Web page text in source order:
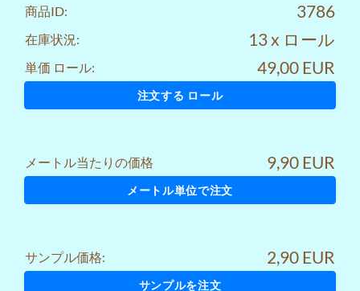
商品ID: 3786
在庫状況: 13 x ロール
単価 ロール: 49,00 EUR
注文する ロール
メートル当たりの価格 9,90 EUR
メートル単位で注文
サンプル価格: 2,90 EUR
サンプルを注文